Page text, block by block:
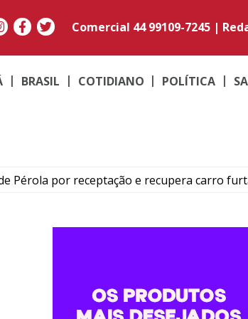
Comercial 44 99109-7245 |
BRASIL COTIDIANO POLÍTICA
Pérola por receptação e recupera carro
maconha e PM apreende moto